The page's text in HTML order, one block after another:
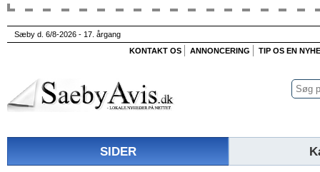
Sæby d. 6/8-2026 - 17. årgang
KONTAKT OS
ANNONCERING TIP OS EN
SIDER